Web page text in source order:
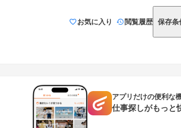
お気に入り 閲覧履歴 保存条
アプリだけの便利な
仕事探しがもっと